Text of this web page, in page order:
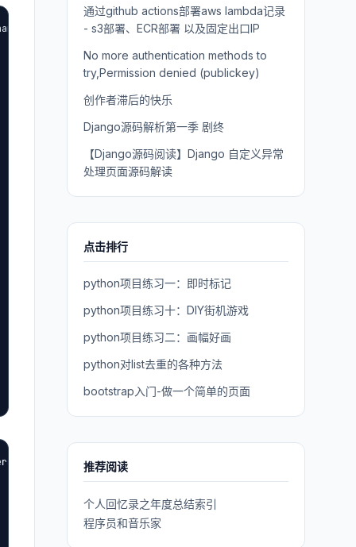
base.py#L94
base.py#L76
通过github actions部署aws lambda记录
- s3部署、ECR部署 以及固定出口IP
No more authentication methods to
try,Permission denied (publickey)
创作者滞后的快乐
Django源码解析第一季 剧终
【Django源码阅读】Django 自定义异常
处理页面源码解读
点击排行
python项目练习一：即时标记
python项目练习十：DIY街机游戏
python项目练习二：画幅好画
python对list去重的各种方法
bootstrap入门-做一个简单的页面
推荐阅读
个人回忆录之年度总结索引
程序员和音乐家